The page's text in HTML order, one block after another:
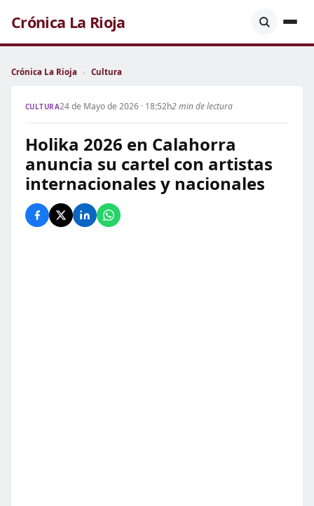
Crónica La Rioja
Crónica La Rioja › Cultura
CULTURA24 de Mayo de 2026 · 18:52h2 min de lectura
Holika 2026 en Calahorra
anuncia su cartel con artistas
internacionales y nacionales